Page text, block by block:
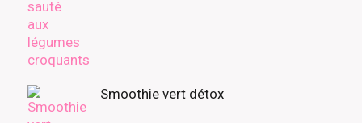
Smoothie vert détox